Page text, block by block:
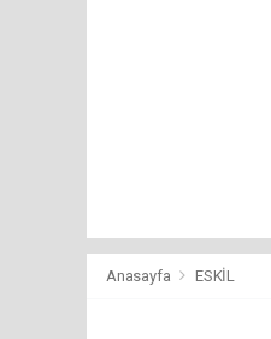
Anasayfa ESKİL